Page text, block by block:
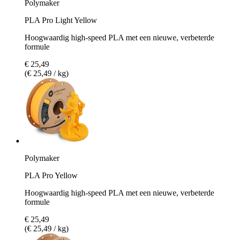
Polymaker
PLA Pro Light Yellow
Hoogwaardig high-speed PLA met een nieuwe, verbeterde
formule
€ 25,49
(€ 25,49 / kg)
Polymaker
PLA Pro Yellow
Hoogwaardig high-speed PLA met een nieuwe, verbeterde
formule
€ 25,49
(€ 25,49 / kg)